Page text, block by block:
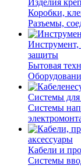
Коробки,
Разъемы,
Инструмент,
защиты
Бытовая
Системы для
Системы
аксессуары
Кабели и
Системы